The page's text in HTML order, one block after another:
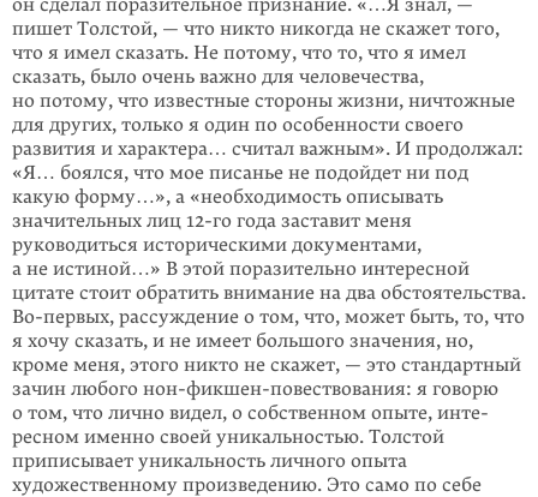
он сделал поразительное признание. «…Я знал, —
пишет Тол­стой, — что никто никогда не скажет того,
что я имел сказать. Не потому, что то, что я имел
сказать, было очень важно для человечества,
но потому, что изве­стные стороны жизни, ничтожные
для других, только я один по особен­но­сти своего
развития и характера… считал важным». И продолжал:
«Я… боялся, что мое писанье не подойдет ни под
какую форму…», а «необходимость описы­вать
значительных лиц 12-го года заставит меня
руководиться истори­ческими документами,
а не истиной…» В этой поразительно интересной
цитате стоит обратить внимание на два обстоятельства.
Во-первых, рассуждение о том, что, может быть, то, что
я хочу сказать, и не имеет большого значения, но,
кроме меня, этого никто не скажет, — это стандартный
зачин любого нон-фикшен-повествования: я говорю
о том, что лично видел, о собственном опыте, инте­
ресном именно своей уникальностью. Толстой
приписывает уникальность лич­ного опыта
художественному произведению. Это само по себе